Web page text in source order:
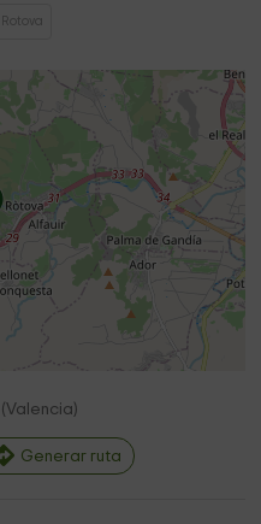
(Valencia)
Generar ruta